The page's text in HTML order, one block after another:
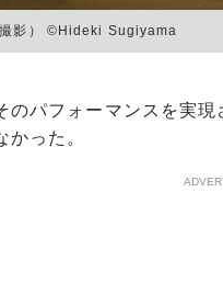
影） ©Hideki Sugiyama
パフォーマンスを実
かった。